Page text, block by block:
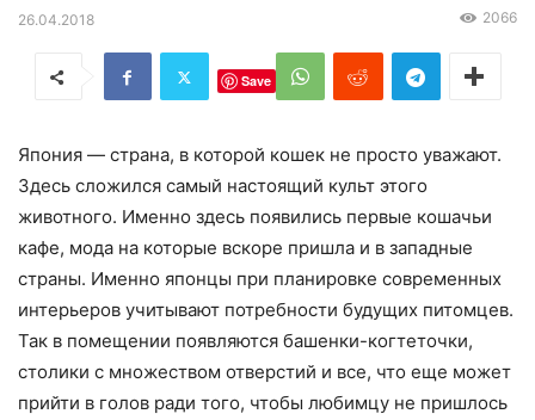
26.04.2018 2066
Save
Япония — страна, в которой кошек не просто уважают.
Здесь сложился самый настоящий культ этого
животного. Именно здесь появились первые кошачьи
кафе, мода на которые вскоре пришла и в западные
страны. Именно японцы при планировке современных
интерьеров учитывают потребности будущих питомцев.
Так в помещении появляются башенки-когтеточки,
столики с множеством отверстий и все, что еще может
прийти в голов ради того, чтобы любимцу не пришлось